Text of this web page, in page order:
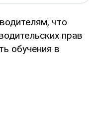
что
прав
обучения в